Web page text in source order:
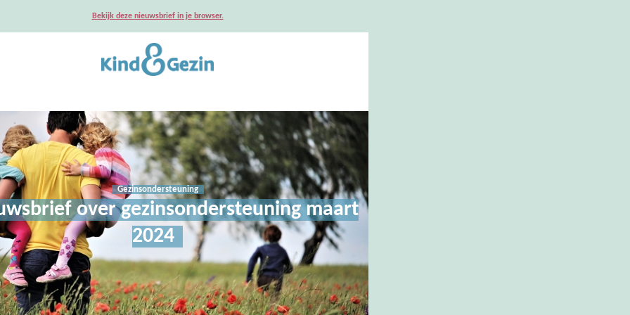
Bekijk deze nieuwsbrief in je browser.
Gezinsondersteuning
over gezinsondersteuning maart
2024